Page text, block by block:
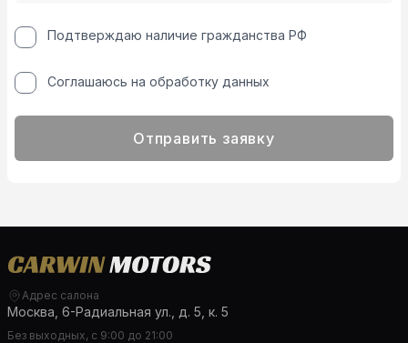
Подтверждаю наличие гражданства РФ
Соглашаюсь на обработку данных
Отправить заявку
Адрес салона
Москва, 6-Радиальная ул., д. 5, к. 5
Без выходных, с 9:00 до 21:00